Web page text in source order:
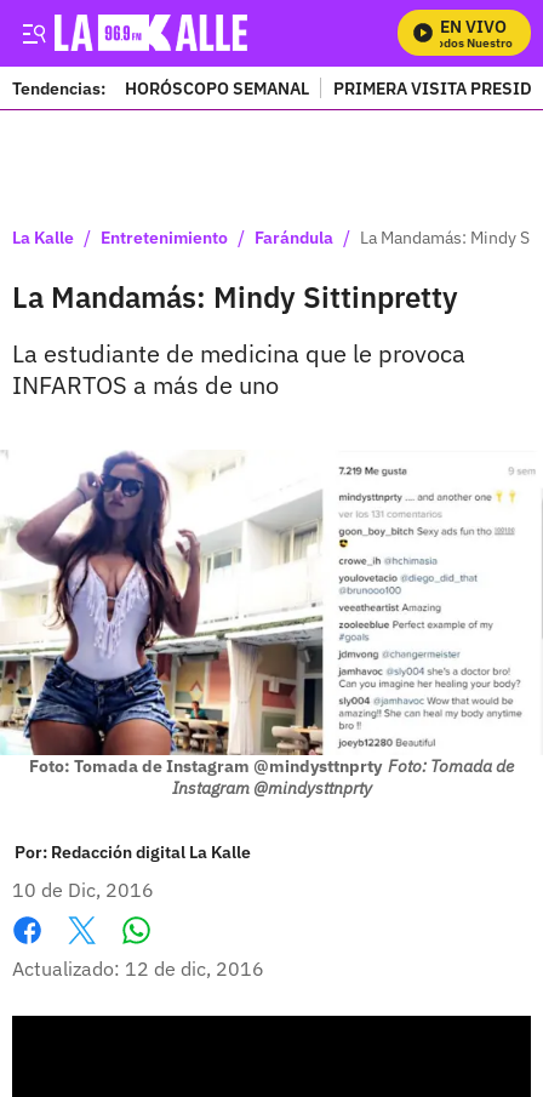
EN VIVO
Mira Todos Nuestros
Tendencias: HORÓSCOPO SEMANAL PRIMERA VISITA
La Kalle / Entretenimiento / Farándula / La Mandamás: Mindy
La Mandamás: Mindy Sittinpretty
La estudiante de medicina que le provoca
INFARTOS a más de uno
Foto: Tomada de Instagram @mindysttnprty Foto: Tomada de
Instagram @mindysttnprty
Por: Redacción digital La Kalle
10 de Dic, 2016
Facebook
X
Actualizado: 12 de dic, 2016